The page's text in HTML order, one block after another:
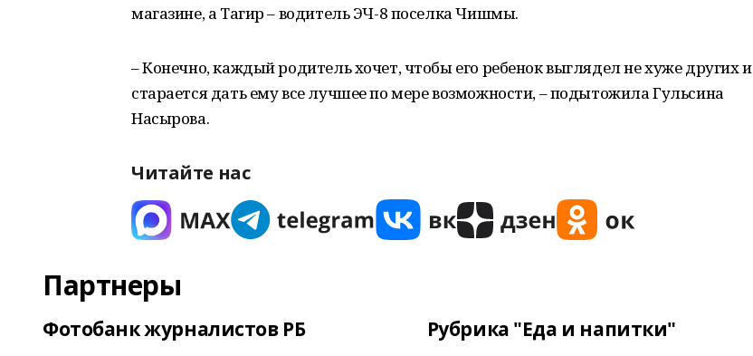
магазине, а Тагир – водитель ЭЧ-8 поселка Чишмы.
– Конечно, каждый родитель хочет, чтобы его ребенок выглядел не хуже других и
старается дать ему все лучшее по мере возможности, – подытожила Гульсина
Насырова.
Читайте нас
Партнеры
Фотобанк журналистов РБ Рубрика "Еда и напитки"